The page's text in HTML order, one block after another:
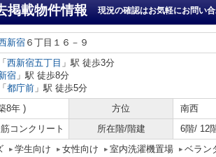
掲載物件情報 現況の確認はお気軽にお問い合
新宿 ６丁目１６－９
「 西新宿五丁目 」駅 徒歩3分
宿 」駅 徒歩8分
「 都庁前 」駅 徒歩5分
8年 ) 方位
南西
コンクリート 所在階/階建 6階/ 12
学生向け 女性向け 室内洗濯機置場 ベラン